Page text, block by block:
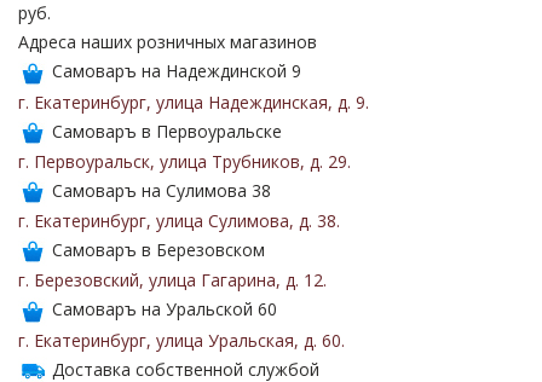
руб.
Адреса наших розничных магазинов
Самоваръ на Надеждинской 9
г. Екатеринбург, улица Надеждинская, д. 9.
Самоваръ в Первоуральске
г. Первоуральск, улица Трубников, д. 29.
Самоваръ на Сулимова 38
г. Екатеринбург, улица Сулимова, д. 38.
Самоваръ в Березовском
г. Березовский, улица Гагарина, д. 12.
Самоваръ на Уральской 60
г. Екатеринбург, улица Уральская, д. 60.
Доставка собственной службой